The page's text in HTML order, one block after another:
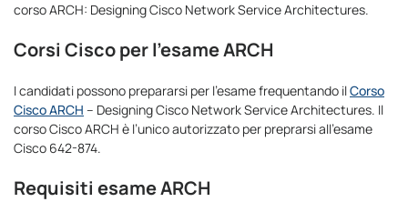
corso ARCH: Designing Cisco Network Service Architectures.
Corsi Cisco per l’esame ARCH
I candidati possono prepararsi per l’esame frequentando ilCorso
Cisco ARCH – Designing Cisco Network Service Architectures. Il
corso Cisco ARCH è l’unico autorizzato per preprarsi all’esame
Cisco 642-874.
Requisiti esame ARCH